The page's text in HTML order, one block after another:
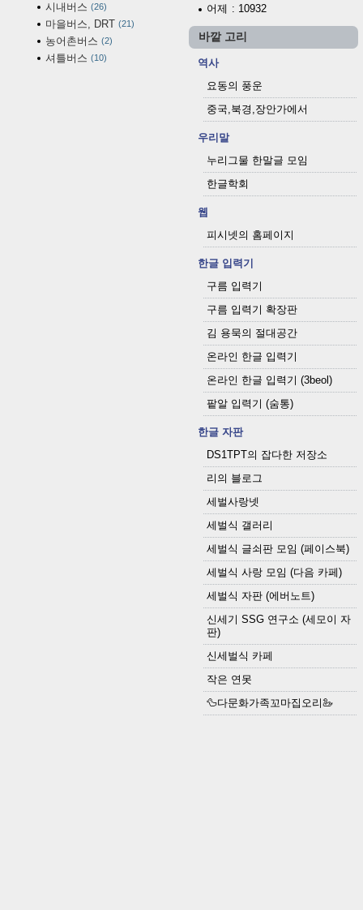
시내버스 26
마을버스, DRT 21
농어촌버스 2
셔틀버스 10
어제 : 10932
바깥 고리
역사
요동의 풍운
중국,북경,장안가에서
우리말
누리그물 한말글 모임
한글학회
웹
피시넷의 홈페이지
한글 입력기
구름 입력기
구름 입력기 확장판
김 용묵의 절대공간
온라인 한글 입력기
온라인 한글 입력기 (3beol)
팥알 입력기 (숨통)
한글 자판
DS1TPT의 잡다한 저장소
리의 블로그
세벌사랑넷
세벌식 갤러리
세벌식 글쇠판 모임 (페이스북)
세벌식 사랑 모임 (다음 카페)
세벌식 자판 (에버노트)
신세기 SSG 연구소 (세모이 자
판)
신세벌식 카페
작은 연못
🦆다문화가족꼬마집오리🦢